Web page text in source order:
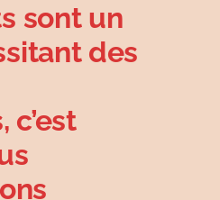
sont un
des